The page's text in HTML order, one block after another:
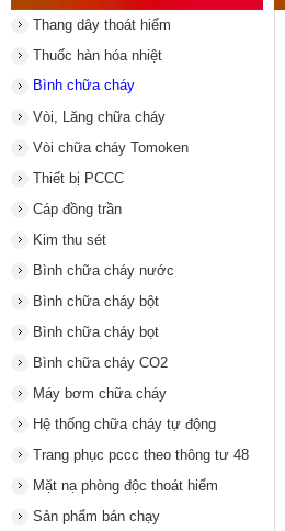
Thang dây thoát hiểm
Thuốc hàn hóa nhiệt
Bình chữa cháy
Vòi, Lăng chữa cháy
Vòi chữa cháy Tomoken
Thiết bị PCCC
Cáp đồng trần
Kim thu sét
Bình chữa cháy nước
Bình chữa cháy bột
Bình chữa cháy bọt
Bình chữa cháy CO2
Máy bơm chữa cháy
Hệ thống chữa cháy tự động
Trang phục pccc theo thông tư 48
Mặt nạ phòng độc thoát hiểm
Sản phẩm bán chạy